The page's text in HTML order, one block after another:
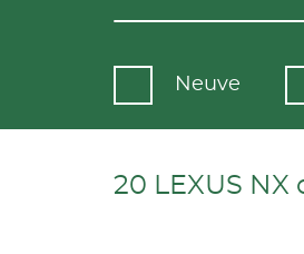
Neuve
20 LEXUS NX